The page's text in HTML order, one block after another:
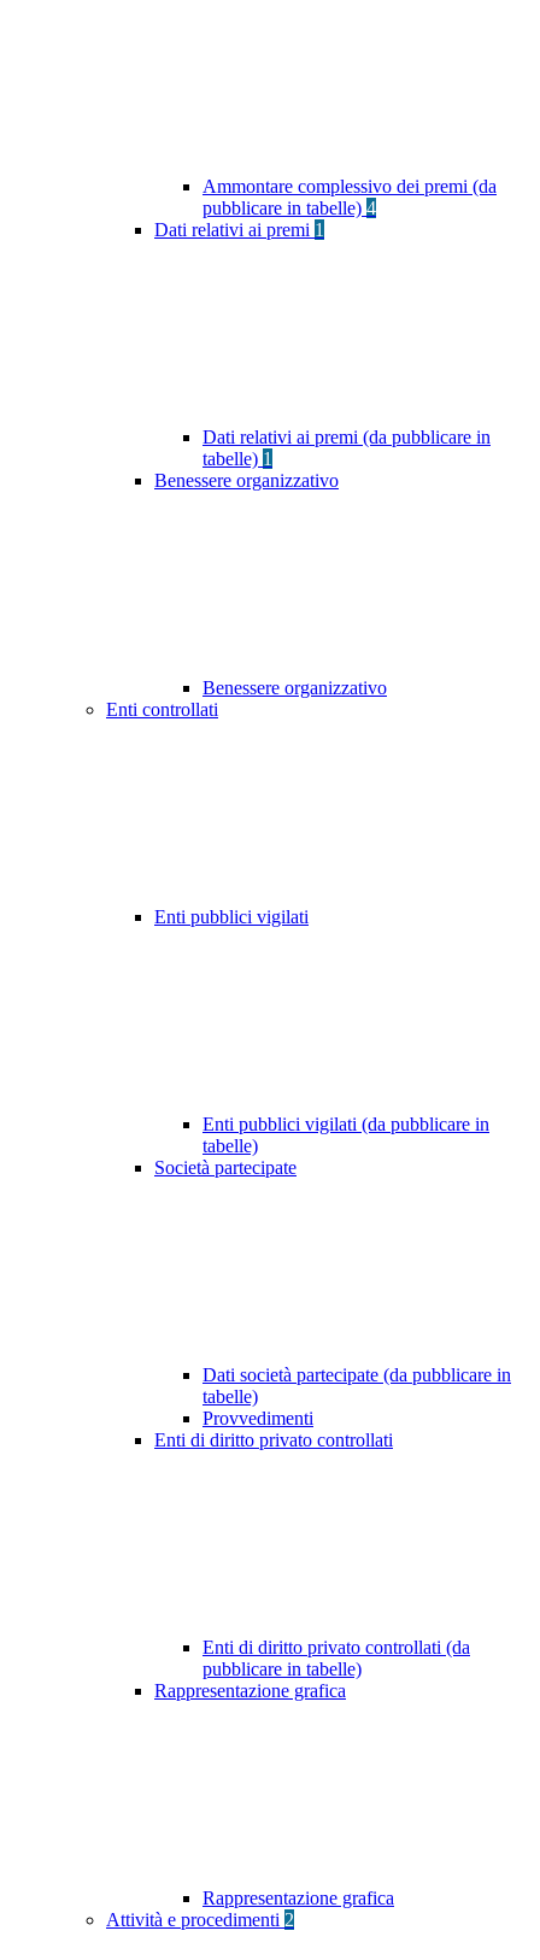
Ammontare complessivo dei premi (da
pubblicare in tabelle) 4
Dati relativi ai premi 1
Dati relativi ai premi (da pubblicare in
tabelle) 1
Benessere organizzativo
Benessere organizzativo
Enti controllati
Enti pubblici vigilati
Enti pubblici vigilati (da pubblicare in
tabelle)
Società partecipate
Dati società partecipate (da pubblicare in
tabelle)
Provvedimenti
Enti di diritto privato controllati
Enti di diritto privato controllati (da
pubblicare in tabelle)
Rappresentazione grafica
Rappresentazione grafica
Attività e procedimenti 2